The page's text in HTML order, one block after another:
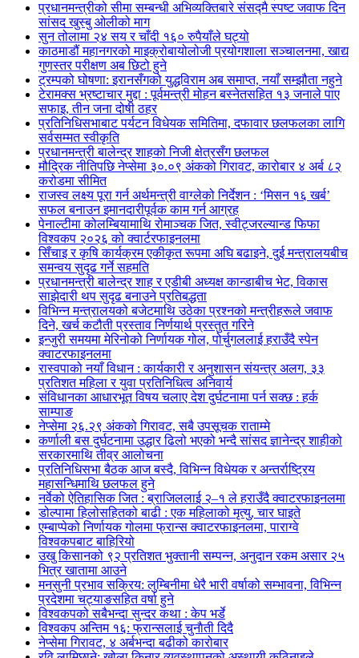
प्रधानमन्त्रीको सीमा सम्बन्धी अभिव्यक्तिबारे संसद्मै स्पष्ट जवाफ दिन
सांसद खुस्बु ओलीको माग
सुन तोलामा २४ सय र चाँदी १६० रुपैयाँले घट्यो
काठमाडौं महानगरको माइक्रोबायोलोजी प्रयोगशाला सञ्चालनमा, खाद्य
गुणस्तर परीक्षण अब छिटो हुने
ट्रम्पको घोषणा: इरानसँगको युद्धविराम अब समाप्त, नयाँ सम्झौता नहुने
टेरामक्स भ्रष्टाचार मुद्दा : पूर्वमन्त्री मोहन बस्नेतसहित १३ जनाले पाए
सफाइ, तीन जना दोषी ठहर
प्रतिनिधिसभाबाट पर्यटन विधेयक समितिमा, दफावार छलफलका लागि
सर्वसम्मत स्वीकृति
प्रधानमन्त्री बालेन्द्र शाहको निजी क्षेत्रसँग छलफल
मौद्रिक नीतिपछि नेप्सेमा ३०.०९ अंकको गिरावट, कारोबार ४ अर्ब ८२
करोडमा सीमित
राजस्व लक्ष्य पूरा गर्न अर्थमन्त्री वाग्लेको निर्देशन : ‘मिसन १६ खर्ब’
सफल बनाउन इमानदारीपूर्वक काम गर्न आग्रह
पेनाल्टीमा कोलम्बियामाथि रोमाञ्चक जित, स्वीट्जरल्यान्ड फिफा
विश्वकप २०२६ को क्वार्टरफाइनलमा
सिँचाइ र कृषि कार्यक्रम एकीकृत रूपमा अघि बढाइने, दुई मन्त्रालयबीच
समन्वय सुदृढ गर्ने सहमति
प्रधानमन्त्री बालेन्द्र शाह र एडीबी अध्यक्ष कान्डाबीच भेट, विकास
साझेदारी थप सुदृढ बनाउने प्रतिबद्धता
विभिन्न मन्त्रालयको बजेटमाथि उठेका प्रश्नको मन्त्रीहरूले जवाफ
दिने, खर्च कटौती प्रस्ताव निर्णयार्थ प्रस्तुत गरिने
इन्जुरी समयमा मेरिनोको निर्णायक गोल, पोर्चुगललाई हराउँदै स्पेन
क्वाटरफाइनलमा
रास्वपाको नयाँ विधान : कार्यकारी र अनुशासन संयन्त्र अलग, ३३
प्रतिशत महिला र युवा प्रतिनिधित्व अनिवार्य
संविधानका आधारभूत विषय चलाए देश दुर्घटनामा पर्न सक्छ : हर्क
साम्पाङ
नेप्सेमा २६.२९ अंकको गिरावट, सबै उपसूचक राताम्मे
कर्णाली बस दुर्घटनामा उद्धार ढिलो भएको भन्दै सांसद ज्ञानेन्द्र शाहीको
सरकारमाथि तीव्र आलोचना
प्रतिनिधिसभा बैठक आज बस्दै, विभिन्न विधेयक र अन्तर्राष्ट्रिय
महासन्धिमाथि छलफल हुने
नर्वेको ऐतिहासिक जित : ब्राजिललाई २–१ ले हराउँदै क्वाटरफाइनलमा
डोल्पामा हिलोसहितको बाढी : एक महिलाको मृत्यु, चार घाइते
एम्बाप्पेको निर्णायक गोलमा फ्रान्स क्वाटरफाइनलमा, पाराग्वे
विश्वकपबाट बाहिरियो
उखु किसानको ९२ प्रतिशत भुक्तानी सम्पन्न, अनुदान रकम असार २५
भित्र खातामा आउने
मनसुनी प्रभाव सक्रिय: लुम्बिनीमा धेरै भारी वर्षाको सम्भावना, विभिन्न
प्रदेशमा चट्याङसहित वर्षा हुने
विश्वकपको सबैभन्दा सुन्दर कथा : केप भर्डे
विश्वकप अन्तिम १६: फ्रान्सलाई चुनाैती दिदै
नेप्सेमा गिरावट, ४ अर्बभन्दा बढीको कारोबार